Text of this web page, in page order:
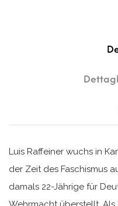
Luis Raffeiner wuchs in
der Zeit des Faschismus
damals 22-Jährige für